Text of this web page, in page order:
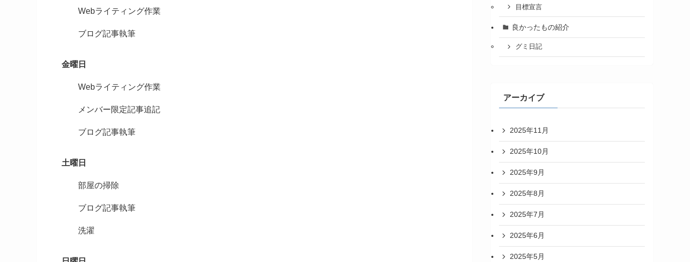
Webライティング作業
ブログ記事執筆
金曜日
Webライティング作業
メンバー限定記事追記
ブログ記事執筆
土曜日
部屋の掃除
ブログ記事執筆
洗濯
目標宣言
良かったもの紹介
グミ日記
アーカイブ
2025年11月
2025年10月
2025年9月
2025年8月
2025年7月
2025年6月
2025年5月